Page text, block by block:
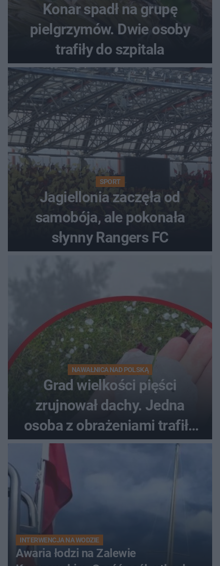
Konar spadł na grupę
pielgrzymów. Dwie osoby
trafiły do szpitala
SPORT
Jagiellonia zaczęła od
samobója, ale pokonała
słynny Rangers FC
NAWAŁNICA NAD POLSKĄ
Grad wielkości pięści
zrujnował dachy. Jedna
osoba z obrażeniami trafiła
do szpitala
INTERWENCJA NA WODZIE
Awaria łodzi na Zalewie